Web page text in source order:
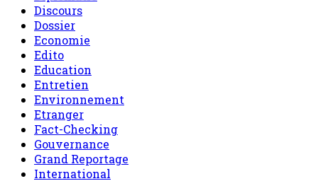
Discours
Dossier
Economie
Edito
Education
Entretien
Environnement
Etranger
Fact-Checking
Gouvernance
Grand Reportage
International